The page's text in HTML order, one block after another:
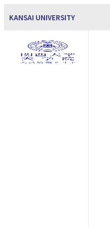
KANSAI UNIVERSITY